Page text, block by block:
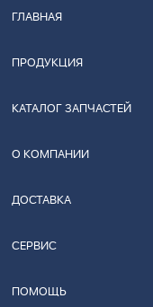
ГЛАВНАЯ
ПРОДУКЦИЯ
КАТАЛОГ ЗАПЧАСТЕЙ
О КОМПАНИИ
ДОСТАВКА
СЕРВИС
ПОМОЩЬ